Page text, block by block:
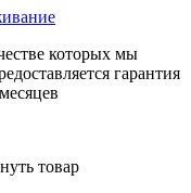
которых мы
гарантия
товар